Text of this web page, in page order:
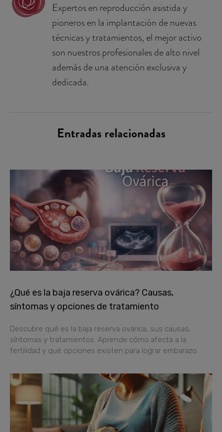
Expertos en reproducción asistida y
pioneros en la implantación de nuevas
técnicas y tratamientos, el mejor activo
son nuestros profesionales de alto nivel
además de una atención exclusiva y
dedicada.
Entradas relacionadas
¿Qué es la baja reserva ovárica? Causas,
síntomas y opciones de tratamiento
Descubre qué es la baja reserva ovárica, sus causas,
síntomas y tratamientos. Aprende cómo afecta a la
fertilidad y qué opciones existen para lograr embarazo.